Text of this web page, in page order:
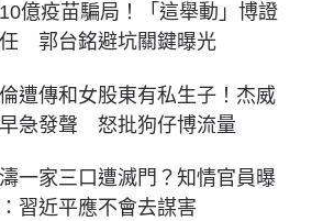
億疫苗騙局！「這舉動」博證
郭台銘避坑關鍵曝光
遭傳和女股東有私生子！杰威
急發聲 怒批狗仔博流量
一家三口遭滅門？知情官員曝
習近平應不會去謀害